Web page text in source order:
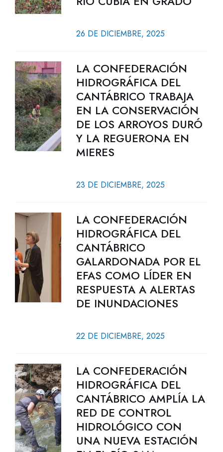
26 DE DICIEMBRE, 2025
LA CONFEDERACIÓN
HIDROGRÁFICA DEL
CANTÁBRICO TRABAJA
EN LA CONSERVACIÓN
DE LOS ARROYOS DURÓ
Y LA REGUERONA EN
MIERES
23 DE DICIEMBRE, 2025
LA CONFEDERACIÓN
HIDROGRÁFICA DEL
CANTÁBRICO
GALARDONADA POR EL
EFAS COMO LÍDER EN
RESPUESTA A ALERTAS
DE INUNDACIONES
22 DE DICIEMBRE, 2025
LA CONFEDERACIÓN
HIDROGRÁFICA DEL
CANTÁBRICO AMPLÍA LA
RED DE CONTROL
HIDROLÓGICO CON
UNA NUEVA ESTACIÓN